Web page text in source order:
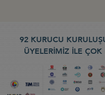
92 KURUCU
ÜYELERİMİZ İLE